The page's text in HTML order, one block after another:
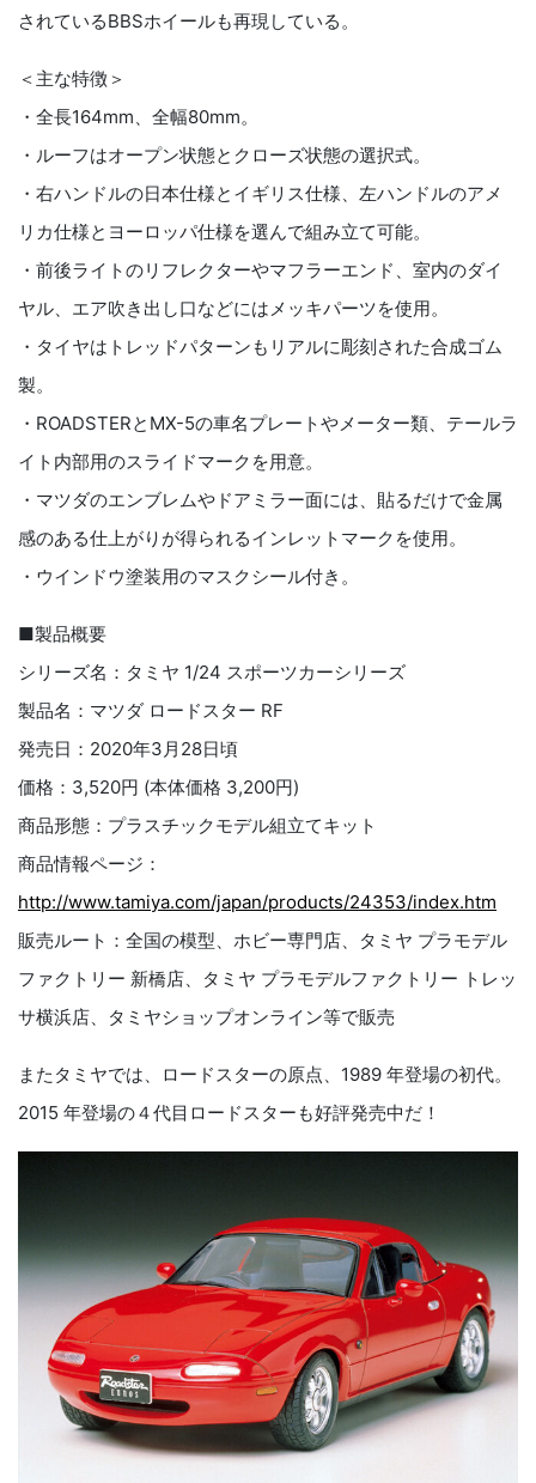
されているBBSホイールも再現している。
＜主な特徴＞
・全長164mm、全幅80mm。
・ルーフはオープン状態とクローズ状態の選択式。
・右ハンドルの日本仕様とイギリス仕様、左ハンドルのアメ
リカ仕様とヨーロッパ仕様を選んで組み立て可能。
・前後ライトのリフレクターやマフラーエンド、室内のダイ
ヤル、エア吹き出し口などにはメッキパーツを使用。
・タイヤはトレッドパターンもリアルに彫刻された合成ゴム
製。
・ROADSTERとMX-5の車名プレートやメーター類、テールラ
イト内部用のスライドマークを用意。
・マツダのエンブレムやドアミラー面には、貼るだけで金属
感のある仕上がりが得られるインレットマークを使用。
・ウインドウ塗装用のマスクシール付き。
■製品概要
シリーズ名：タミヤ 1/24 スポーツカーシリーズ
製品名：マツダ ロードスター RF
発売日：2020年3月28日頃
価格：3,520円 (本体価格 3,200円)
商品形態：プラスチックモデル組立てキット
商品情報ページ：
http://www.tamiya.com/japan/products/24353/index.htm
販売ルート：全国の模型、ホビー専門店、タミヤ プラモデル
ファクトリー 新橋店、タミヤ プラモデルファクトリー トレッ
サ横浜店、タミヤショップオンライン等で販売
またタミヤでは、ロードスターの原点、1989 年登場の初代。
2015 年登場の４代目ロードスターも好評発売中だ！